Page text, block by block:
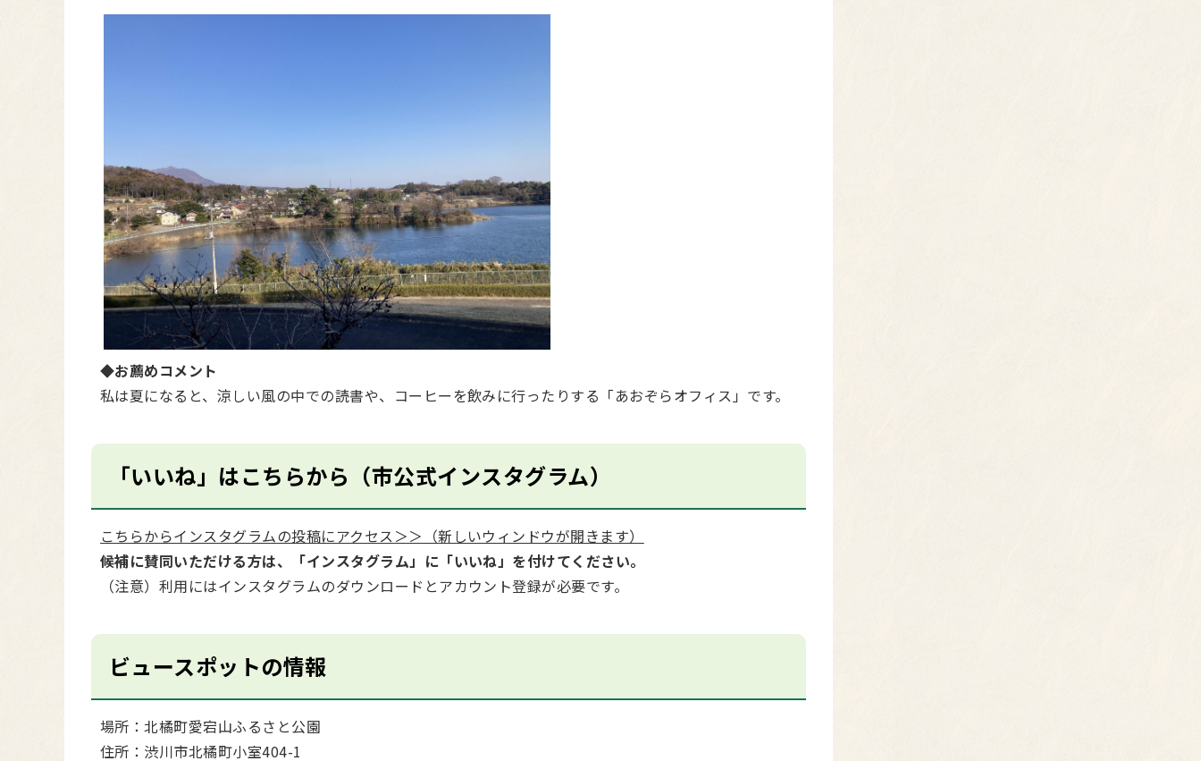
◆お薦めコメント
私は夏になると、涼しい風の中での読書や、コーヒーを飲みに行ったりする「あおぞらオフィス」です。
「いいね」はこちらから（市公式インスタグラム）
こちらからインスタグラムの投稿にアクセス＞＞（新しいウィンドウが開きます）
候補に賛同いただける方は、「インスタグラム」に「いいね」を付けてください。
（注意）利用にはインスタグラムのダウンロードとアカウント登録が必要です。
ビュースポットの情報
場所：北橘町愛宕山ふるさと公園
住所：渋川市北橘町小室404-1